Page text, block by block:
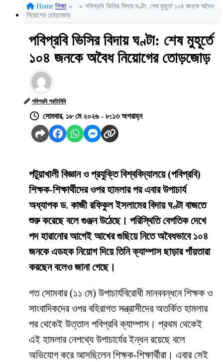
Home শিক্ষা » » পবিপ্রবি ভিসির বিদায় ঘণ্টা: শেষ মুহূর্তে ১০৪ জনকে অবৈধ
নিয়োগের তোড়জোড়
পবিপ্রবি ভিসির বিদায় ঘণ্টা: শেষ মুহূর্তে
১০৪ জনকে অবৈধ নিয়োগের তোড়জোড়
পবিপ্রবি প্রতিনিধি
সোমবার, ১৮ মে ২০২৬ - ৮:১৩ অপরাহ্ন
পটুয়াখালী বিজ্ঞান ও প্রযুক্তি বিশ্ববিদ্যালয়ে (পবিপ্রবি)
শিক্ষক-শিক্ষার্থীদের ওপর হামলার পর এবার উপাচার্য
অধ্যাপক ড. কাজী রফিকুল ইসলামের বিদায় ঘণ্টা বাজতে
শুরু করেছে বলে গুঞ্জন উঠেছে। পরিস্থিতি বেগতিক দেখে
পদ হারানোর আগেই আখের গুছিয়ে নিতে অবৈধভাবে ১০৪
জনকে এডহক নিয়োগ দিয়ে তিনি ক্যাম্পাস ছাড়ার পাঁয়তারা
করছেন বলেও জানা গেছে।
​গত সোমবার (১১ মে) উপাচার্যবিরোধী মানববন্ধনে শিক্ষক ও
সাংবাদিকদের ওপর বহিরাগত সন্ত্রাসীদের অতর্কিত হামলার
পর থেকেই উত্তাল পবিপ্রবি ক্যাম্পাস। প্রথম থেকেই
এই হামলার নেপথ্যে উপাচার্যের ইন্ধন রয়েছে বলে
অভিযোগ করে আসছিলেন শিক্ষক-শিক্ষার্থীরা। এবার সেই